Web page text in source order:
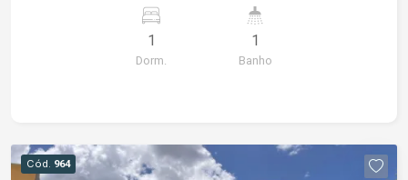
1
Dorm.
1
Banho
Cód. 964